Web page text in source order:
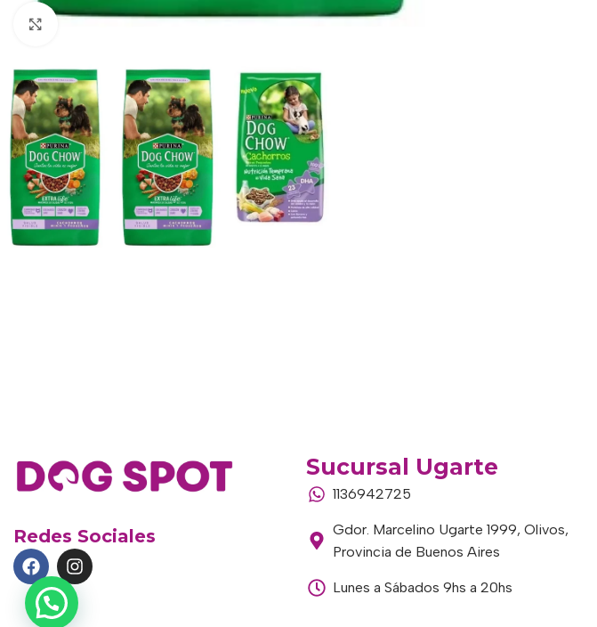
Haga clic para ampliar
Redes Sociales
Sucursal Ugarte
1136942725
Gdor. Marcelino Ugarte 1999, Olivos,
Provincia de Buenos Aires
Lunes a Sábados 9hs a 20hs